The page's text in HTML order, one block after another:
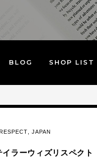
BLOG SHOP LIST
JAPAN
ラーウィズリスペ